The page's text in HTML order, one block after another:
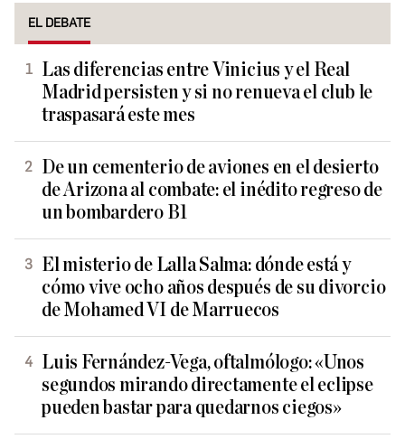
EL DEBATE
Las diferencias entre Vinicius y el Real
Madrid persisten y si no renueva el club le
traspasará este mes
De un cementerio de aviones en el desierto
de Arizona al combate: el inédito regreso de
un bombardero B1
El misterio de Lalla Salma: dónde está y
cómo vive ocho años después de su divorcio
de Mohamed VI de Marruecos
Luis Fernández-Vega, oftalmólogo: «Unos
segundos mirando directamente el eclipse
pueden bastar para quedarnos ciegos»